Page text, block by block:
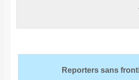
Reporters